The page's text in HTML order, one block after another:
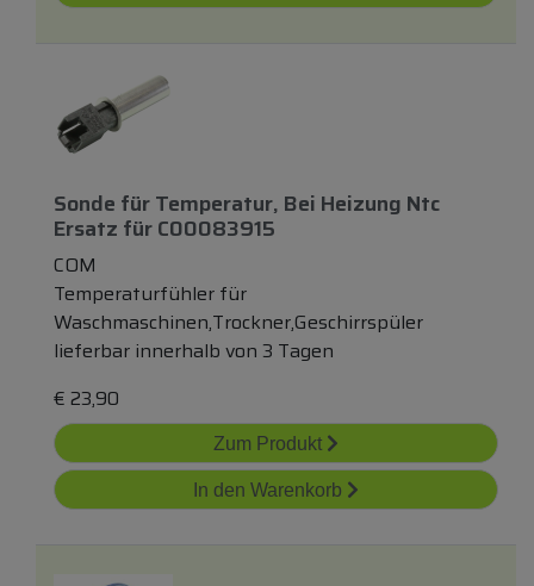
Sonde fürTemperatur, Bei Heizung Ntc
Ersatz fürC00083915
COM
Temperaturfühler für
Waschmaschinen,Trockner,Geschirrspüler
lieferbar innerhalb von 3 Tagen
€ 23,90
Zum Produkt
In den Warenkorb